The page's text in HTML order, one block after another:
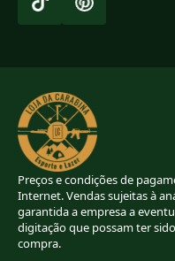
Preços e condições de
Internet. Vendas sujeitas à
garantida a empresa a
digitação que possam ter
compra.